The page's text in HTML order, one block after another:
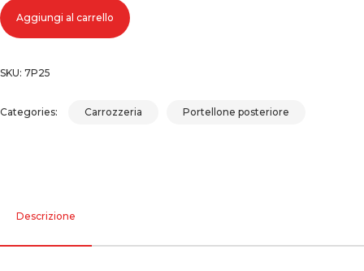
COFANO PORTELLONE BAULE POSTERIORE AUDI A3 2005 (03-08)
2008 (5 PORTE) quantità
Aggiungi al carrello
SKU: 7P25
Categories: Carrozzeria Portellone posteriore
Descrizione